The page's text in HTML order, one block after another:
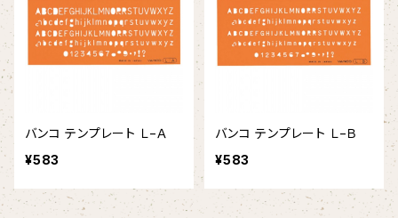
バンコ テンプレート Ｌ−Ａ
¥583
バンコ テンプレート Ｌ−Ｂ
¥583